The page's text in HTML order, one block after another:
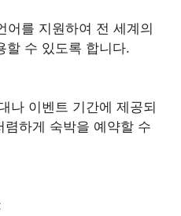
를 지원하여 전 세계의
할 수 있도록 합니다.
나 이벤트 기간에 제공되
하게 숙박을 예약할 수